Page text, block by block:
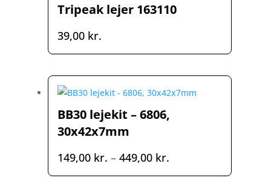
Tripeak lejer 163110
39,00 kr.
BB30 lejekit – 6806,
30x42x7mm
149,00 kr. – 449,00 kr.Prisinterval:
149,00 kr.